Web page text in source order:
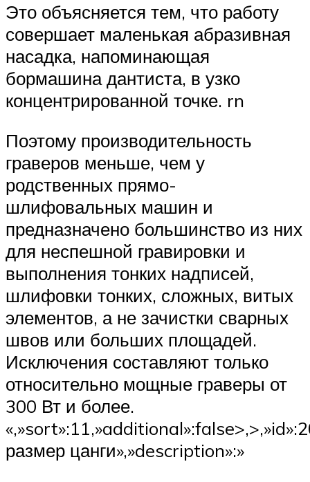
Это объясняется тем, что работу
совершает маленькая абразивная
насадка, напоминающая
бормашина дантиста, в узко
концентрированной точке. rn
Поэтому производительность
граверов меньше, чем у
родственных прямо-
шлифовальных машин и
предназначено большинство из них
для неспешной гравировки и
выполнения тонких надписей,
шлифовки тонких, сложных, витых
элементов, а не зачистки сварных
швов или больших площадей.
Исключения составляют только
относительно мощные граверы от
300 Вт и более.
размер цанги»,»description»:»